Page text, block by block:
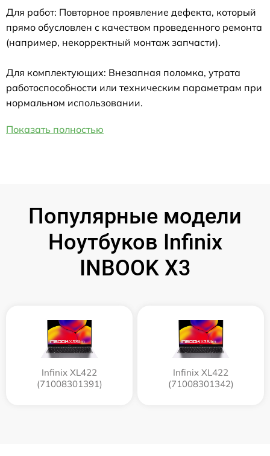
Для работ: Повторное проявление дефекта, который
прямо обусловлен с качеством проведенного ремонта
(например, некорректный монтаж запчасти).
Для комплектующих: Внезапная поломка, утрата
работоспособности или техническим параметрам при
нормальном использовании.
Показать полностью
Популярные модели
Ноутбуков Infinix
INBOOK X3
Infinix XL422
(71008301391)
Infinix XL422
(71008301342)